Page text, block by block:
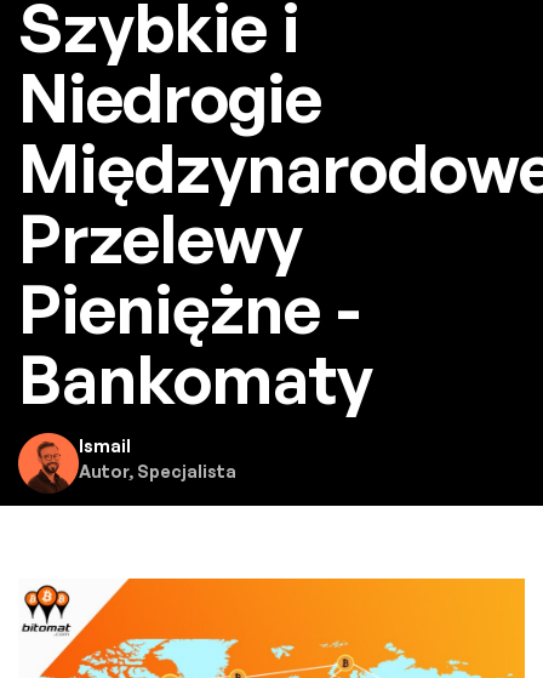
Szybkie i
Niedrogie
Przelewy
Pieniężne -
Bankomaty
Ismail
Autor, Specjalista